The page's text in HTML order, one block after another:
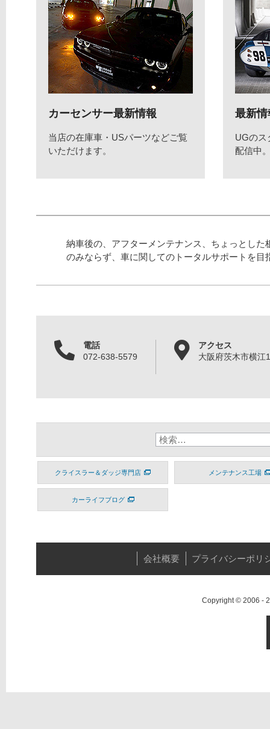
カーセンサー最新情報
当店の在庫車・USパーツなどご覧
いただけます。
最新情
UGのス
配信中
納車後の、アフターメンテナンス、ちょっとした
のみならず、車に関してのトータルサポートを目
電話
072-638-5579
アクセス
大阪府茨木市横江
クライスラー＆ダッジ専門店 メンテナンス工場
カーライフブログ
会社概要 プライバシーポリ
Copyright © 2006 -